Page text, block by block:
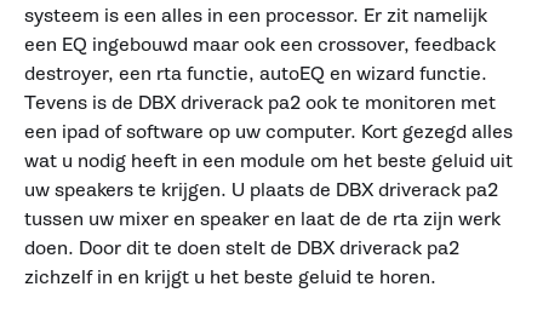
systeem is een alles in een processor. Er zit namelijk
een EQ ingebouwd maar ook een crossover, feedback
destroyer, een rta functie, autoEQ en wizard functie.
Tevens is de DBX driverack pa2 ook te monitoren met
een ipad of software op uw computer. Kort gezegd alles
wat u nodig heeft in een module om het beste geluid uit
uw speakers te krijgen. U plaats de DBX driverack pa2
tussen uw mixer en speaker en laat de de rta zijn werk
doen. Door dit te doen stelt de DBX driverack pa2
zichzelf in en krijgt u het beste geluid te horen.